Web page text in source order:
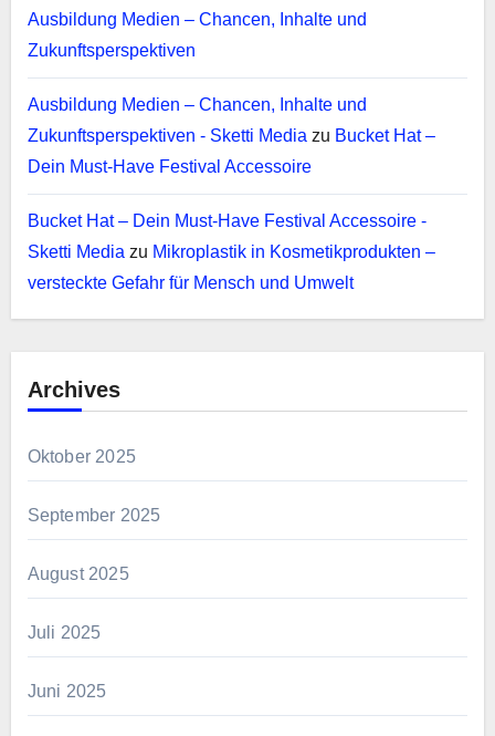
Ausbildung Medien – Chancen, Inhalte und
Zukunftsperspektiven
Ausbildung Medien – Chancen, Inhalte und
Zukunftsperspektiven - Sketti Media zu Bucket Hat –
Dein Must-Have Festival Accessoire
Bucket Hat – Dein Must-Have Festival Accessoire -
Sketti Media zu Mikroplastik in Kosmetikprodukten –
versteckte Gefahr für Mensch und Umwelt
Archives
Oktober 2025
September 2025
August 2025
Juli 2025
Juni 2025